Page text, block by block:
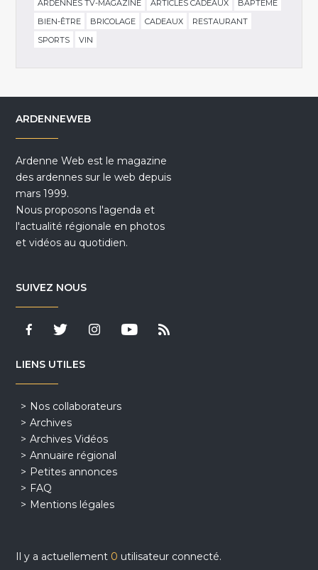
ARDENNES TV-MAGAZINE
ARTICLES CADEAUX
BAPTÊME
BIEN-ÊTRE
BRICOLAGE CADEAUX
RESTAURANT
SPORTS
VIN
ARDENNEWEB
Ardenne Web est le magazine
des ardennes sur le web depuis
mars 1999.
Nous proposons l'agenda et
l'actualité régionale en photos
et vidéos au quotidien.
SUIVEZ NOUS
LIENS UTILES
Nos collaborateurs
Archives
Archives Vidéos
Annuaire régional
Petites annonces
FAQ
Mentions légales
Il y a actuellement 0 utilisateur connecté.